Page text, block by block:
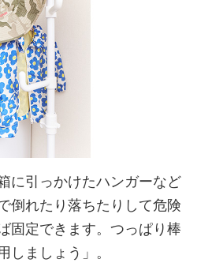
に引っかけたハンガーなど
倒れたり落ちたりして危険
固定できます。つっぱり棒
しましょう」。